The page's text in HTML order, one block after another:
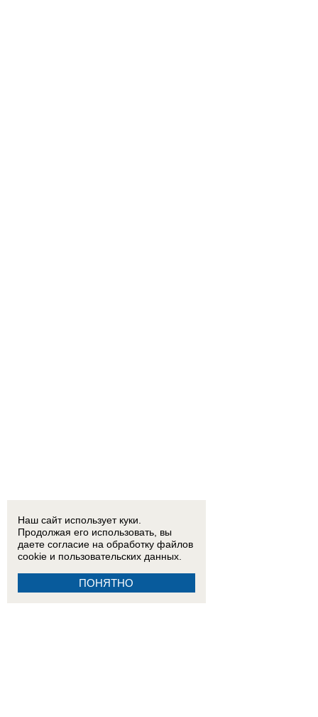
Наш сайт использует куки.
Продолжая его использовать, вы
даете согласие на обработку файлов
cookie и пользовательских данных.
ПОНЯТНО